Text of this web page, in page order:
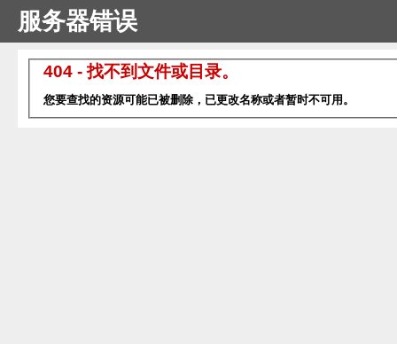
服务器错误
404 - 找不到文件或目录。
您要查找的资源可能已被删除，已更改名称或者暂时不可用。